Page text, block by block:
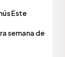
Este
semana de